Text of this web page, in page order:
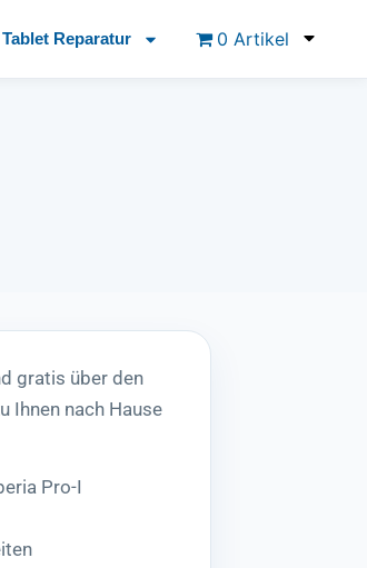
Tablet Reparatur 0 Artikel
gratis über den
Ihnen nach Hause
Pro-I